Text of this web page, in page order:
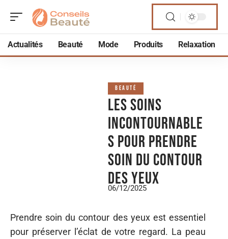
Actualités Beauté Mode Produits Relaxation
BEAUTÉ
Les soins
incontournable
s pour prendre
soin du contour
des yeux
06/12/2025
Prendre soin du contour des yeux est essentiel
pour préserver l’éclat de votre regard. La peau